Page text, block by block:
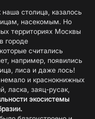
столица, казалось
насекомым. Но
территориях Москвы
городе
считались
например, появились
лиса и даже лось!
и краснокнижных
ласка, заяц-русак,
экосистемы